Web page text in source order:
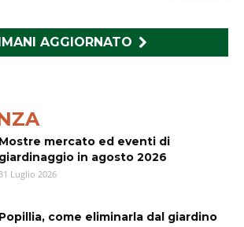
AGGIORNATO
Mostre mercato ed eventi di
giardinaggio in agosto 2026
Luglio 2026
Popillia, come eliminarla dal giardino